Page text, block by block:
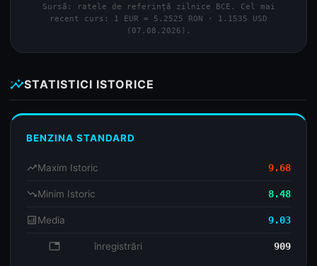
Sursă: ratele de referință zilnice BCE. Cel mai
recent curs: 1 EUR = 5.2525 RON · 1.1535 USD
(07.08.2026).
insightsSTATISTICI ISTORICE
BENZINA STANDARD
trending_upMaxim Istoric 9.68
trending_downMinim Istoric 8.48
analyticsMedia 9.03
database înregistrări 909